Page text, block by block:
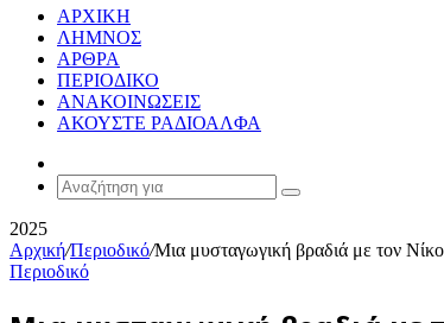
ΑΡΧΙΚΗ
ΛΗΜΝΟΣ
ΑΡΘΡΑ
ΠΕΡΙΟΔΙΚΟ
ΑΝΑΚΟΙΝΩΣΕΙΣ
ΑΚΟΥΣΤΕ ΡΑΔΙΟΑΛΦΑ
Article
Αναζήτηση
2025
Αρχική/Περιοδικό/Μια μυσταγωγική βραδιά με τον
Περιοδικό